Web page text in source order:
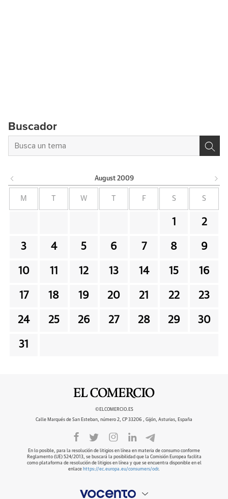
Buscador
August 2009
M W F S S
1 2
3 4 5 6 7 8 9
10 11 12 13 14 15 16
17 18 19 20 21 22 23
24 25 26 27 28 29 30
31
©ELCOMERCIO.ES
Calle Marqués de San Esteban, número 2, CP 33206 , Gijón, Asturias, España
En lo posible, para la resolución de litigios en línea en materia de consumo conforme
Reglamento (UE) 524/2013, se buscará la posibilidad que la Comisión Europea facilita
como plataforma de resolución de litigios en línea y que se encuentra disponible en el
enlace https://ec.europa.eu/consumers/odr.